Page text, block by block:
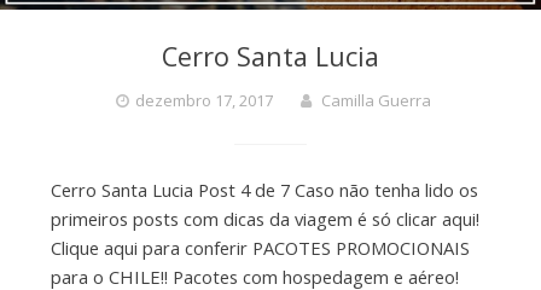
Cerro Santa Lucia
dezembro 17, 2017 Camilla Guerra
Cerro Santa Lucia Post 4 de 7 Caso não tenha lido os
primeiros posts com dicas da viagem é só clicar aqui!
Clique aqui para conferir PACOTES PROMOCIONAIS
para o CHILE!! Pacotes com hospedagem e aéreo!